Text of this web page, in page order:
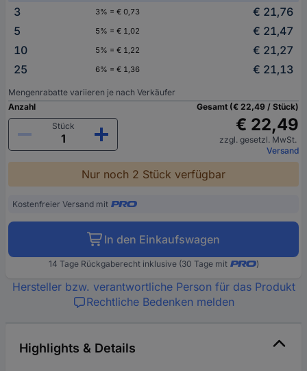
3
3% = € 0,73
€ 21,76
5
5% = € 1,02
€ 21,47
10
5% = € 1,22
€ 21,27
25
6% = € 1,36 € 21,13
Mengenrabatte variieren je nach Verkäufer
Anzahl
Stück
Gesamt (€ 22,49 / Stück)
€ 22,49
zzgl. gesetzl. MwSt.
Versand
Nur noch 2 Stück verfügbar
Kostenfreier Versand mit
In den Einkaufswagen
14 Tage Rückgaberecht inklusive (30 Tage mit )
Hersteller bzw. verantwortliche Person für das Produkt
Rechtliche Bedenken melden
Highlights & Details